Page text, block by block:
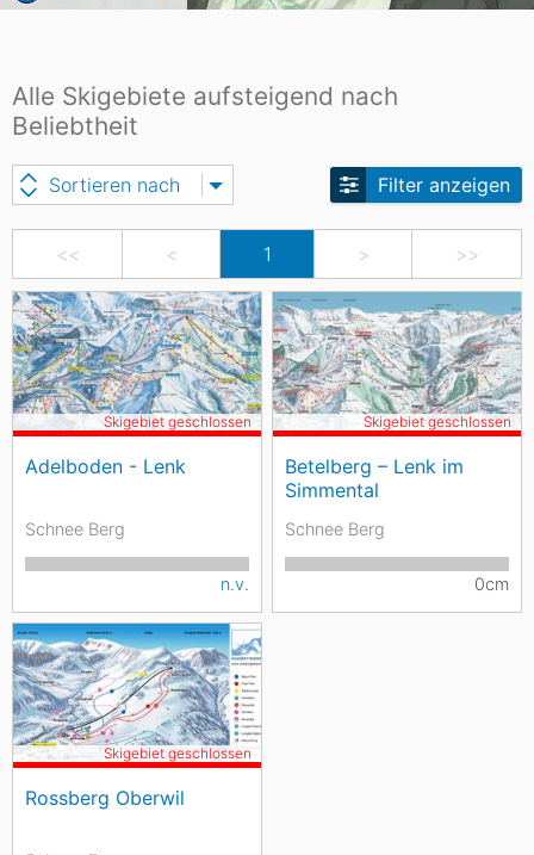
Alle Skigebiete aufsteigend nach
Beliebtheit
<< < 1 > >>
Sortieren nach Filter anzeigen
Adelboden - Lenk
Skigebiet geschlossen
Schnee Berg
n.v.
Betelberg – Lenk im
Simmental
Skigebiet geschlossen
Schnee Berg
0cm
Rossberg Oberwil
Skigebiet geschlossen